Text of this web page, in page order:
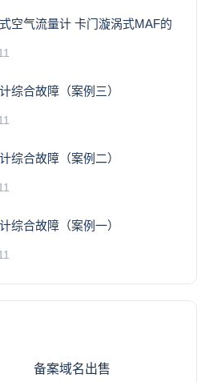
空气流量计 卡门漩涡式MAF的
综合故障（案例三）
综合故障（案例二）
综合故障（案例一）
备案域名出售